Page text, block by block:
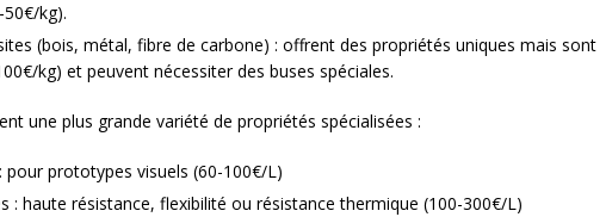
kg).
(bois, métal, fibre de carbone) : offrent des propriétés uniques mais sont
kg) et peuvent nécessiter des buses spéciales.
une plus grande variété de propriétés spécialisées :
pour prototypes visuels (60-100€/L)
: haute résistance, flexibilité ou résistance thermique (100-300€/L)